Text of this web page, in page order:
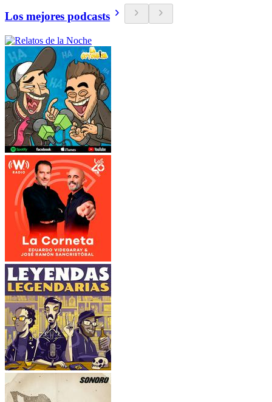
Los mejores podcasts